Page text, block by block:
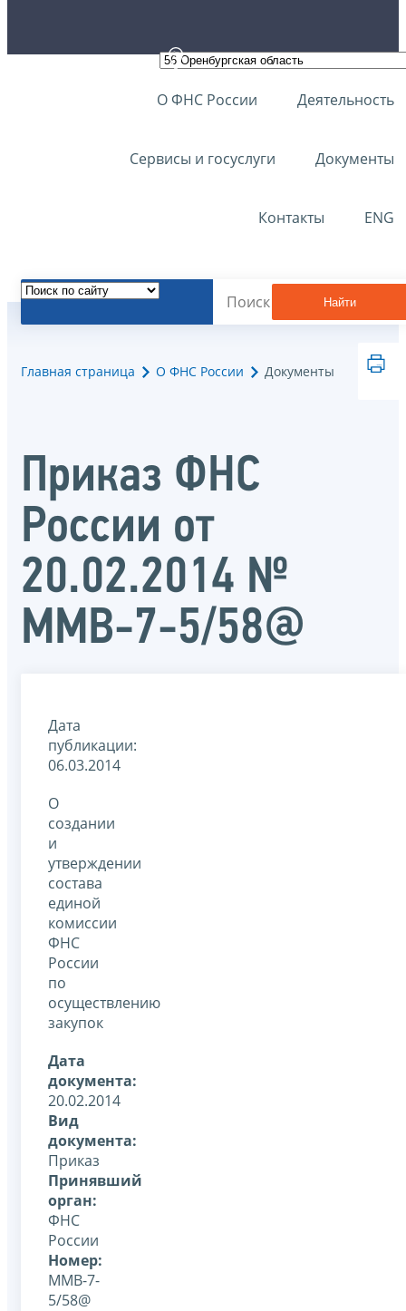
О ФНС России Деятельность
Сервисы и госуслуги Документы
Контакты ENG
Найти
Главная страница О ФНС России Документы
Приказ ФНС
России от
20.02.2014 №
ММВ-7-5/58@
Дата
публикации:
06.03.2014
О
создании
и
утверждении
состава
единой
комиссии
ФНС
России
по
осуществлению
закупок
Дата
документа:
20.02.2014
Вид
документа:
Приказ
Принявший
орган:
ФНС
России
Номер:
ММВ-7-
5/58@